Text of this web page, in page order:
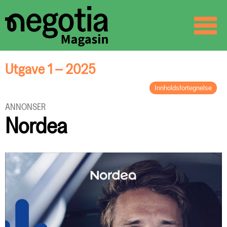
☰
Utgave 1 – 2025
Innholdsfortegnelse
Vanlig og uvanlig
BREV FRA FORBUNDSLEDEREN
ORGANISASJON
Negotia + Delta?
ARBEIDSLIV
Treparts klimaavtale skal gi renere
industri
LØNNSOPPGJØRET
Rom for reallønnsvekst
ANNONSER
Nordea